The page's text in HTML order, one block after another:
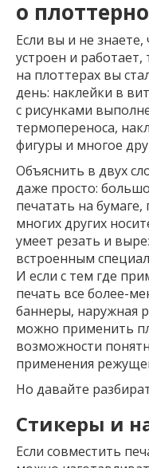
о
Если вы и не
устроен и
на плоттерах вы
день: наклейки в
с рисунками
термопереноса,
фигуры и многое
Объяснить в двух
даже просто:
печатать на бумаге,
многих других
умеет резать и
встроенным
И если с тем где
печать все более-
баннеры, наружная
можно применить
возможности
применения
Но давайте
Стикеры и
Если совместить